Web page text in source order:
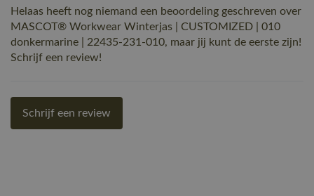
Helaas heeft nog niemand een beoordeling geschreven over
MASCOT® Workwear Winterjas | CUSTOMIZED | 010
donkermarine | 22435-231-010, maar jij kunt de eerste zijn!
Schrijf een review!
Schrijf een review